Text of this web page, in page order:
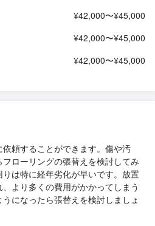
¥42,000〜¥45,000
¥42,000〜¥45,000
¥42,000〜¥45,000
頼することができます。傷や汚
ローリングの張替えを検討してみ
は特に経年劣化が早いです。放置
より多くの費用がかかってしまう
になったら張替えを検討しましょ